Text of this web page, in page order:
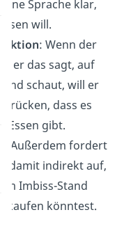
Sprache klar,
will.
: Wenn der
er das sagt, auf
schaut, will er
dass es
Essen gibt.
: Außerdem fordert
damit indirekt auf,
Imbiss-Stand
kaufen könntest.